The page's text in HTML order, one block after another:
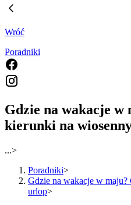
Wróć
Poradniki
Gdzie na wakacje w
kierunki na
...>
Poradniki>
Gdzie na wakacje w
urlop>